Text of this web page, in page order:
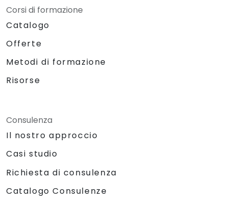
Corsi di formazione
Catalogo
Offerte
Metodi di formazione
Risorse
Consulenza
Il nostro approccio
Casi studio
Richiesta di consulenza
Catalogo Consulenze